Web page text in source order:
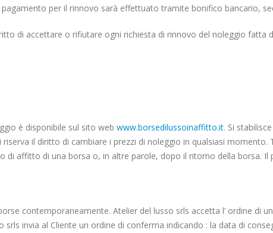
per il rinnovo sarà effettuato tramite bonifico bancario,
di accettare o rifiutare ogni richiesta di rinnovo del noleggio fatta
è disponibile sul sito web www.borsedilussoinaffitto.it. Si
il diritto di cambiare i prezzi di noleggio in qualsiasi
di affitto di una borsa o, in altre parole, dopo il ritorno della borsa. Il
contemporaneamente. Atelier del lusso srls accetta l’ ordine di
srls invia al Cliente un ordine di conferma indicando : la data di